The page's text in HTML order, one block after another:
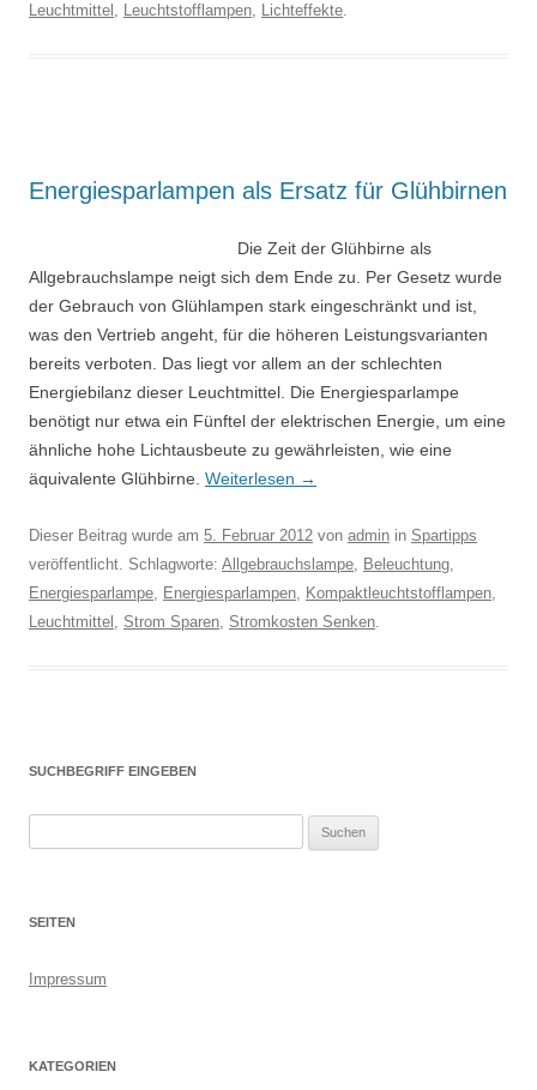
Leuchtmittel , Leuchtstofflampen, Lichteffekte.
Energiesparlampen als Ersatz für Glühbirnen
Die Zeit der Glühbirne als
Allgebrauchslampe neigt sich dem Ende zu. Per Gesetz wurde
der Gebrauch von Glühlampen stark eingeschränkt und ist,
was den Vertrieb angeht, für die höheren Leistungsvarianten
bereits verboten. Das liegt vor allem an der schlechten
Energiebilanz dieser Leuchtmittel. Die Energiesparlampe
benötigt nur etwa ein Fünftel der elektrischen Energie, um eine
ähnliche hohe Lichtausbeute zu gewährleisten, wie eine
äquivalente Glühbirne. Weiterlesen →
Dieser Beitrag wurde am 5. Februar 2012 von admin in Spartipps
veröffentlicht. Schlagworte: Allgebrauchslampe, Beleuchtung,
Energiesparlampe, Energiesparlampen, Kompaktleuchtstofflampen,
Leuchtmittel , Strom Sparen, Stromkosten Senken.
SUCHBEGRIFF EINGEBEN
h
n
c
SEITEN
Impressum
KATEGORIEN